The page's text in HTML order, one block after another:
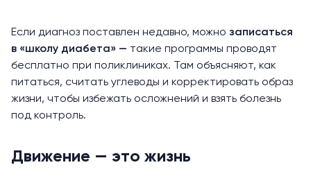
Если диагноз поставлен недавно, можно записаться
в «школу диабета» — такие программы проводят
бесплатно при поликлиниках. Там объясняют, как
питаться, считать углеводы и корректировать образ
жизни, чтобы избежать осложнений и взять болезнь
под контроль.
Движение — это жизнь